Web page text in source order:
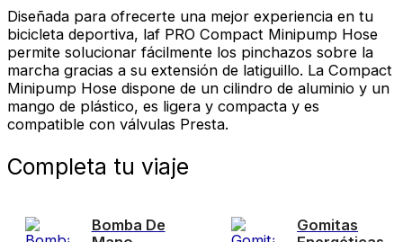
Diseñada para ofrecerte una mejor experiencia en tu
bicicleta deportiva, laf PRO Compact Minipump Hose
permite solucionar fácilmente los pinchazos sobre la
marcha gracias a su extensión de latiguillo. La Compact
Minipump Hose dispone de un cilindro de aluminio y un
mango de plástico, es ligera y compacta y es
compatible con válvulas Presta.
Completa tu viaje
Bomba De
Gomitas